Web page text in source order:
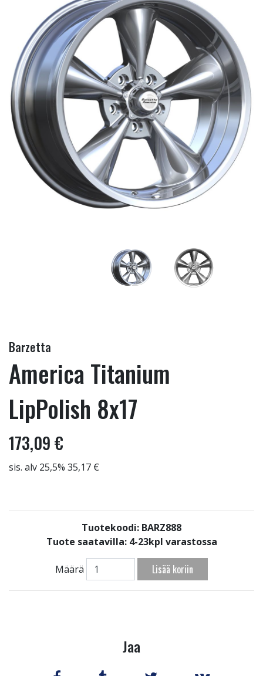
Barzetta
America Titanium
LipPolish 8x17
173,09 €
sis. alv 25,5% 35,17 €
Tuotekoodi: BARZ888
Tuote saatavilla: 4-23kpl varastossa
Määrä Lisää koriin
Jaa